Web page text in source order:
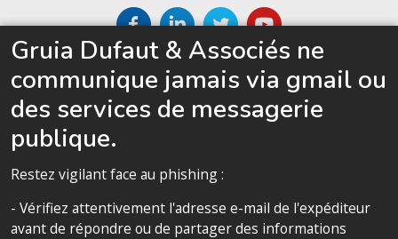
SITEMAP
Politique de confidentialité
Gruia Dufaut & Associés ne
communique jamais via gmail ou
des services de messagerie
publique.
Restez vigilant face au phishing :
- Vérifiez attentivement l'adresse e-mail de l'expéditeur
avant de répondre ou de partager des informations